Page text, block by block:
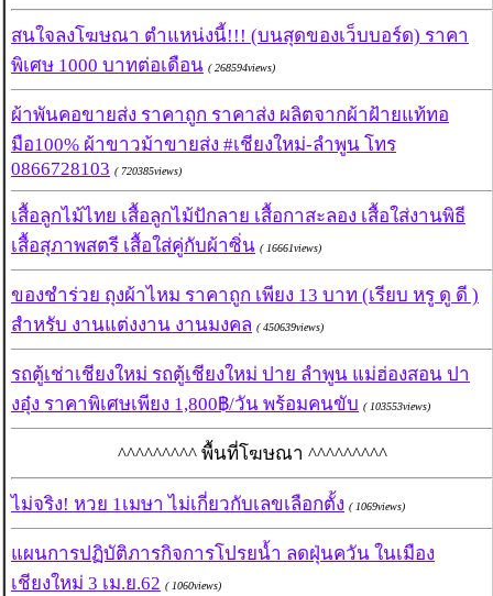
สนใจลงโฆษณา ตำแหน่งนี้!!! (บนสุดของเว็บบอร์ด) ราคา
พิเศษ 1000 บาทต่อเดือน ( 268594views)
ผ้าพันคอขายส่ง ราคาถูก ราคาส่ง ผลิตจากผ้าฝ้ายแท้ทอ
มือ100% ผ้าขาวม้าขายส่ง #เชียงใหม่-ลำพูน โทร
0866728103 ( 720385views)
เสื้อลูกไม้ไทย เสื้อลูกไม้ปักลาย เสื้อกาสะลอง เสื้อใส่งานพิธี
เสื้อสุภาพสตรี เสื้อใส่คู่กับผ้าซิ่น ( 16661views)
ของชำร่วย ถุงผ้าไหม ราคาถูก เพียง 13 บาท (เรียบ หรู ดู ดี )
สำหรับ งานแต่งงาน งานมงคล ( 450639views)
รถตู้เช่าเชียงใหม่ รถตู้เชียงใหม่ ปาย ลำพูน แม่ฮ่องสอน ปา
งอุ๋ง ราคาพิเศษเพียง 1,800฿/วัน พร้อมคนขับ ( 103553views)
^^^^^^^^^ พื้นที่โฆษณา ^^^^^^^^^
ไม่จริง! หวย 1เมษา ไม่เกี่ยวกับเลขเลือกตั้ง ( 1069views)
แผนการปฏิบัติภารกิจการโปรยน้ำ ลดฝุ่นควัน ในเมือง
เชียงใหม่ 3 เม.ย.62 ( 1060views)